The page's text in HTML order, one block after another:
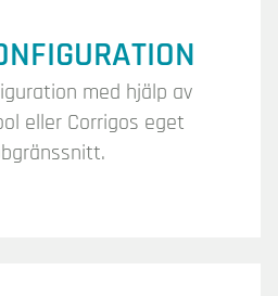
med hjälp av
eller Corrigos eget